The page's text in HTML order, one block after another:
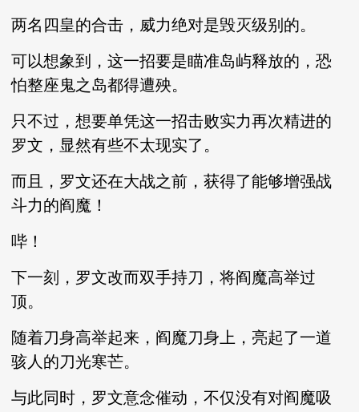
两名四皇的合击，威力绝对是毁灭级别的。
可以想象到，这一招要是瞄准岛屿释放的，恐
怕整座鬼之岛都得遭殃。
只不过，想要单凭这一招击败实力再次精进的
罗文，显然有些不太现实了。
而且，罗文还在大战之前，获得了能够增强战
斗力的阎魔！
哔！
下一刻，罗文改而双手持刀，将阎魔高举过
顶。
随着刀身高举起来，阎魔刀身上，亮起了一道
骇人的刀光寒芒。
与此同时，罗文意念催动，不仅没有对阎魔吸